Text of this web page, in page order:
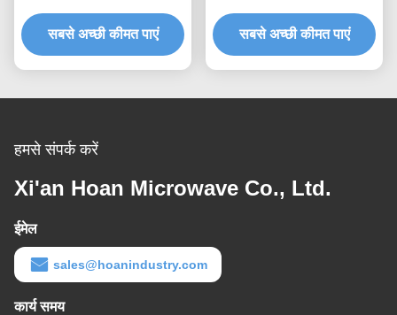
3.5-2000KG भार
सबसे अच्छी कीमत पाएं
शॉक कंपन इन्सुलेशन GR4
स्टेनलेस स्टील कैमरा कंपन
आइसोल
सबसे अच्छी कीमत पाएं
हमसे संपर्क करें
Xi'an Hoan Microwave Co., Ltd.
ईमेल
sales@hoanindustry.com
कार्य समय